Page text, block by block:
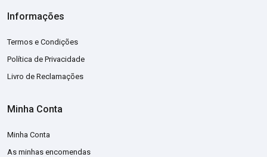
Informações
Termos e Condições
Política de Privacidade
Livro de Reclamações
Minha Conta
Minha Conta
As minhas encomendas